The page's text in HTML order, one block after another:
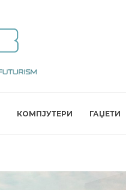
КОМПЈУТЕРИ ГАЏЕТИ